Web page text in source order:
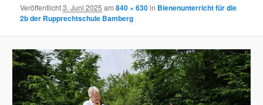
Veröffentlicht3. Juni 2025 am840 × 630in Bienenunterricht für die
2b der Rupprechtschule Bamberg